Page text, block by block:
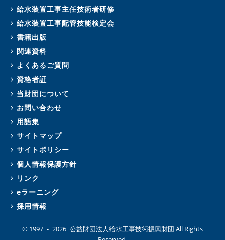
給水装置工事主任技術者研修
給水装置工事配管技能検定会
書籍出版
関連資料
よくあるご質問
資格者証
当財団について
お問い合わせ
用語集
サイトマップ
サイトポリシー
個人情報保護方針
リンク
eラーニング
採用情報
© 1997 - 2026 公益財団法人給水工事技術振興財団 All Rights